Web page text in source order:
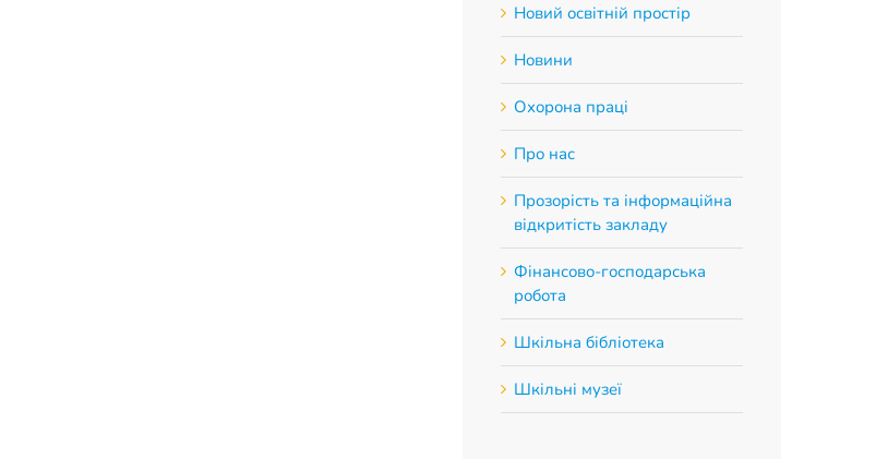
Новий освітній простір
Новини
Охорона праці
Про нас
Прозорість та інформаційна
відкритість закладу
Фінансово-господарська
робота
Шкільна бібліотека
Шкільні музеї